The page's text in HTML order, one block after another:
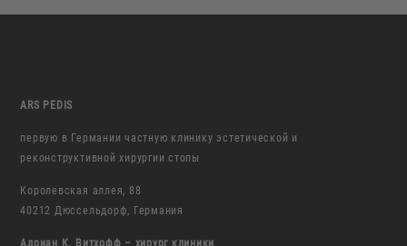
ARS PEDIS
первую в Германии частную клинику эстетической и
реконструктивной хирургии стопы
Королевская аллея, 88
40212 Дюссельдорф, Германия